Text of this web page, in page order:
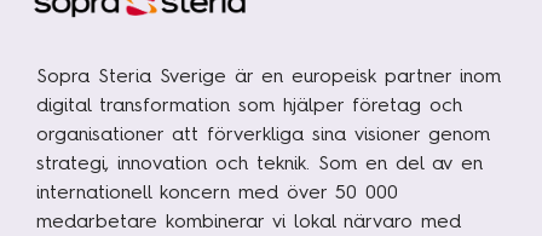
Sopra Steria Sverige är en europeisk partner inom
digital transformation som hjälper företag och
organisationer att förverkliga sina visioner genom
strategi, innovation och teknik. Som en del av en
internationell koncern med över 50 000
medarbetare kombinerar vi lokal närvaro med